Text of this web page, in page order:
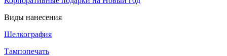
Виды нанесения
Шелкография
Тампопечать